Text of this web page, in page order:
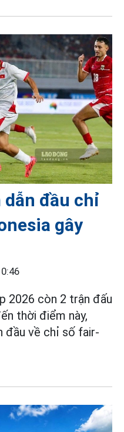
dẫn đầu chỉ
gây
2026 còn 2 trận đấu
thời điểm này,
đầu về chỉ số fair-